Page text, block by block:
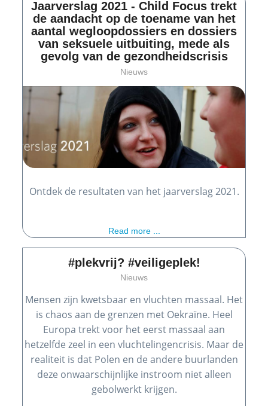
Jaarverslag 2021 - Child Focus trekt
de aandacht op de toename van het
aantal wegloopdossiers en dossiers
van seksuele uitbuiting, mede als
gevolg van de gezondheidscrisis
Nieuws
Ontdek de resultaten van het jaarverslag 2021.
Read more ...
#plekvrij? #veiligeplek!
Nieuws
Mensen zijn kwetsbaar en vluchten massaal. Het
is chaos aan de grenzen met Oekraïne. Heel
Europa trekt voor het eerst massaal aan
hetzelfde zeel in een vluchtelingencrisis. Maar de
realiteit is dat Polen en de andere buurlanden
deze onwaarschijnlijke instroom niet alleen
gebolwerkt krijgen.